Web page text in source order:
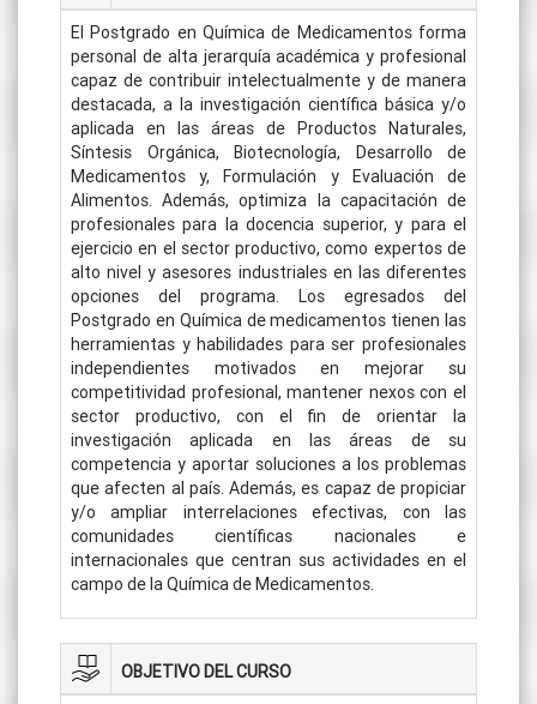
El Postgrado en Química de Medicamentos forma
personal de alta jerarquía académica y profesional
capaz de contribuir intelectualmente y de manera
destacada, a la investigación científica básica y/o
aplicada en las áreas de Productos Naturales,
Síntesis Orgánica, Biotecnología, Desarrollo de
Medicamentos y, Formulación y Evaluación de
Alimentos. Además, optimiza la capacitación de
profesionales para la docencia superior, y para el
ejercicio en el sector productivo, como expertos de
alto nivel y asesores industriales en las diferentes
opciones del programa. Los egresados del
Postgrado en Química de medicamentos tienen las
herramientas y habilidades para ser profesionales
independientes motivados en mejorar su
competitividad profesional, mantener nexos con el
sector productivo, con el fin de orientar la
investigación aplicada en las áreas de su
competencia y aportar soluciones a los problemas
que afecten al país. Además, es capaz de propiciar
y/o ampliar interrelaciones efectivas, con las
comunidades científicas nacionales e
internacionales que centran sus actividades en el
campo de la Química de Medicamentos.
OBJETIVO DEL CURSO